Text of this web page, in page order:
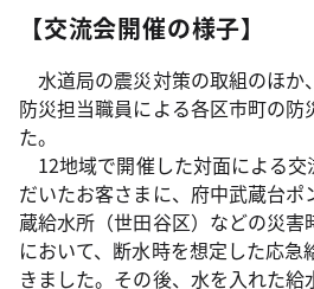
【交流会開催の様子】
水道局の震災対策の取組のほか
防災担当職員による各区市町の防
た。
12地域で開催した対面による交
だいたお客さまに、府中武蔵台ポ
蔵給水所（世田谷区）などの災
において、断水時を想定した応急
きました。その後、水を入れた給